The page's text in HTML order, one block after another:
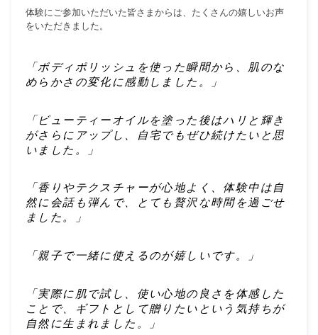
体験にご参加いただいた皆さまからは、たくさんの嬉しいお声
をいただきました。
「ボディポリッシュを使った瞬間から、肌のな
めらかさの変化に感動しました。」
「ビューティーオイルを塗った後はハリと輝き
がさらにアップし、自宅でもぜひ続けたいと思
いました。」
「香りやテクスチャーが心地よく、体験中は自
然に会話も弾んで、とても贅沢な時間を過ごせ
ました。」
「親子で一緒に使えるのが嬉しいです。」
「実際に肌で試し、使い心地の良さを体感した
ことで、ギフトとして贈りたいという気持ちが
自然に生まれました。」